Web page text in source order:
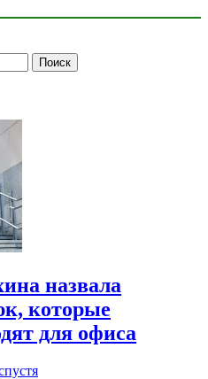
назвала
которые
для офиса